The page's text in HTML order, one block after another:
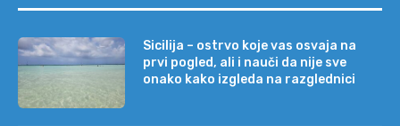
Sicilija – ostrvo koje vas osvaja na
prvi pogled, ali i nauči da nije sve
onako kako izgleda na razglednici